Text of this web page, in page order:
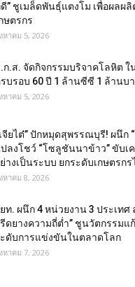
” ชูเมล็ดพันธุ์แตงโม เพื่อผลผ
ษตรกร
หาคม 5, 2026
ก.ส. จัดกิจกรรมบริจาคโลหิต ใ
บรอบ 60 ปี 1 ล้านซีซี 1 ล้านบ
หาคม 5, 2026
จียไต๋” ปักหมุดสุพรรณบุรี! ผนึก
ลงโชว์ “โซลูชันนาข้าว” ขับเ
างเป็นระบบ ยกระดับเกษตรกร
หาคม 8, 2026
ท. ผนึก 4 หน่วยงาน 3 ประเทศ
ดยางความถี่ต่ำ” ชูนวัตกรรมแ
ดับการแข่งขันในตลาดโลก
หาคม 7, 2026